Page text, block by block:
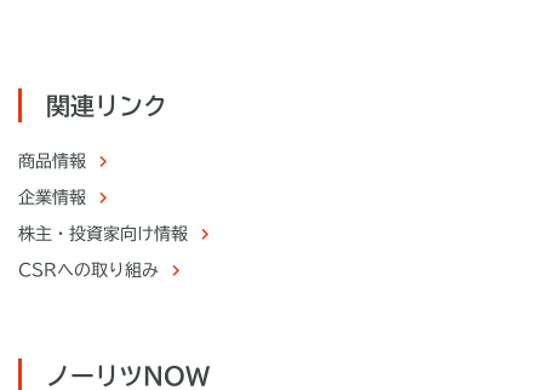
関連リンク
商品情報
企業情報
株主・ 投資家向け情報
CSRへの取り組み
ノーリツNOW